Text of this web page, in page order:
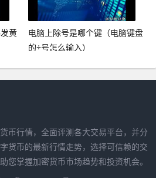
黄
电脑上除号是哪个键（电脑键盘
的÷号怎么输入）
币行情，全面评测各大交易平台，并分
货币的最新行情走势，选择可信赖的交
您掌握加密货币市场趋势和投资机会。